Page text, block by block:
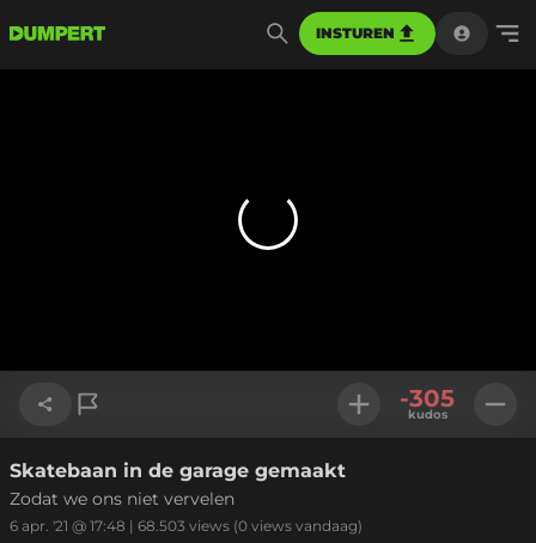
INSTUREN
Link kopiëren
-305
kudos
Skatebaan in de garage gemaakt
Zodat we ons niet vervelen
6 apr. '21 @ 17:48 | 68.503 views (0 views vandaag)